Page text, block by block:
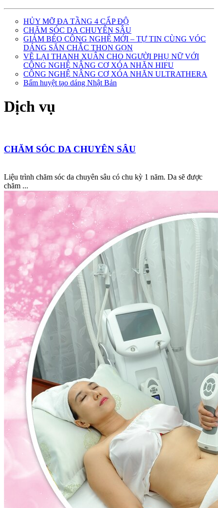
HỦY MỠ ĐA TẦNG 4 CẤP ĐỘ
CHĂM SÓC DA CHUYÊN SÂU
GIẢM BÉO CÔNG NGHỆ MỚI – TỰ TIN CÙNG VÓC
DÁNG SĂN CHẮC THON GỌN
VẼ LẠI THANH XUÂN CHO NGƯỜI PHỤ NỮ VỚI
CÔNG NGHỆ NÂNG CƠ XÓA NHĂN HIFU
CÔNG NGHỆ NÂNG CƠ XÓA NHĂN ULTRATHERA
Bấm huyệt tạo dáng Nhật Bản
Dịch vụ
CHĂM SÓC DA CHUYÊN SÂU
Liệu trình chăm sóc da chuyên sâu có chu kỳ 1 năm. Da sẽ được
chăm ...